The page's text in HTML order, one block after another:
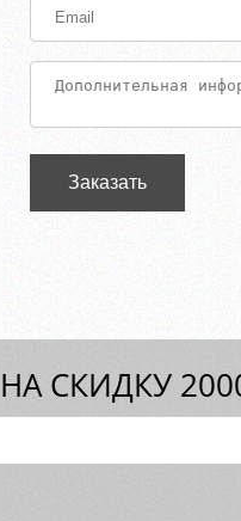
Заказать
СКИДКУ